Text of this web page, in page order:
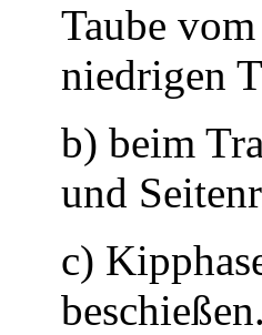
Taube
niedrigen
b) beim
und
c)
beschießen.